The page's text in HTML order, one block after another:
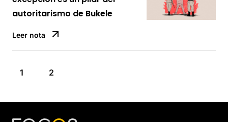
autoritarismo de Bukele
Leer nota
1 2